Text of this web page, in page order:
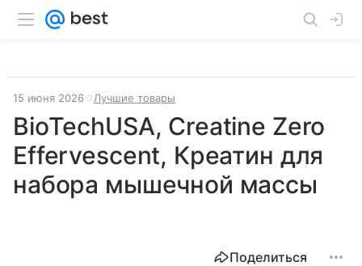
15 июня 2026 Лучшие товары
BioTechUSA, Creatine Zero
Effervescent, Креатин для
набора мышечной массы
Поделиться